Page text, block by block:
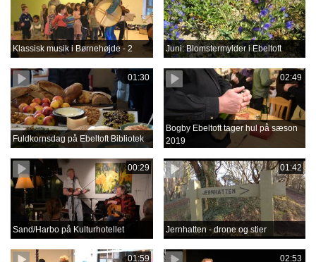
Klassisk musik i Børnehøjde - 2 Juni: Blomstermylder i Ebeltoft
01:30
Fuldkornsdag på Ebeltoft Bibliotek
02:49
Bogby Ebeltoft tager hul på sæson
2019
00:29
Sand/Harbo på Kulturhotellet
01:42
Jernhatten - drone og stier
01:59 02:53